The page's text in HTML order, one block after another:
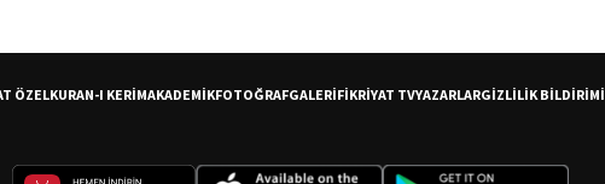
ÖZELKURAN-I KERİMAKADEMİKFOTOĞRAFGALERİFİKRİYAT TVYAZARLARGİZLİLİK BİLDİRİMİ